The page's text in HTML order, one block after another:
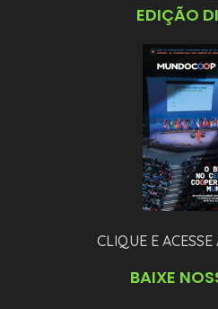
EDIÇÃO
CLIQUE E
BAIXE